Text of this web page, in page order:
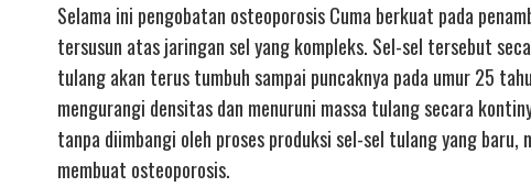
Selama ini pengobatan osteoporosis Cuma berkuat pada
tersusun atas jaringan sel yang kompleks. Sel-sel tersebut
tulang akan terus tumbuh sampai puncaknya pada umur 25
mengurangi densitas dan menuruni massa tulang secara
tanpa diimbangi oleh proses produksi sel-sel tulang yang
membuat osteoporosis.